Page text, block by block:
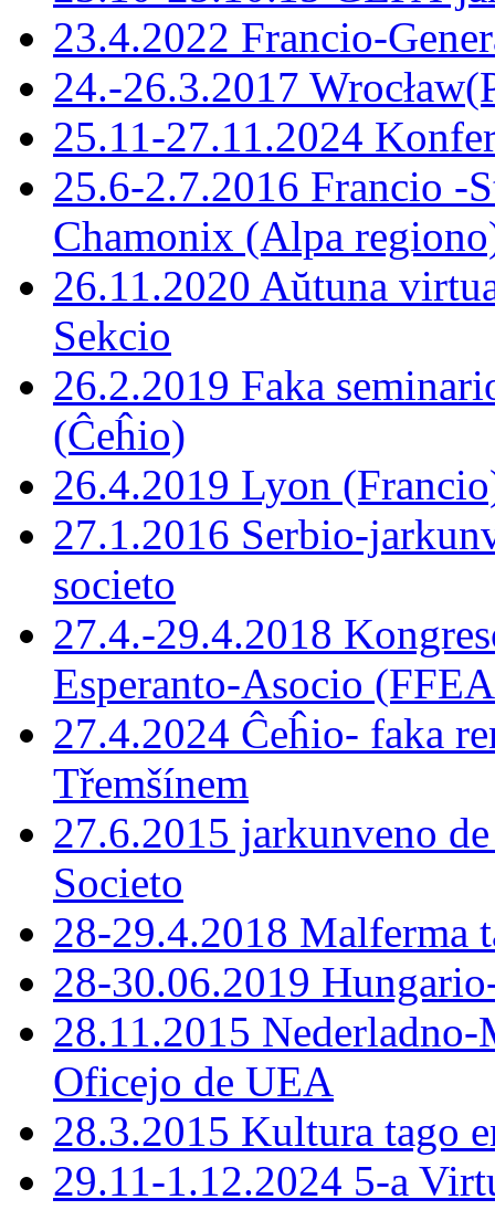
23.4.2022 Francio-
24.-26.3.2017
25.11-27.11.2024
25.6-2.7.2016 Francio -
Chamonix (Alpa
26.11.2020 Aŭtuna
Sekcio
26.2.2019 Faka
(Ĉeĥio)
26.4.2019 Lyon
27.1.2016 Serbio-
societo
27.4.-29.4.2018
Esperanto-Asocio (FFEA
27.4.2024 Ĉeĥio- faka
Třemšínem
27.6.2015 jarkunveno
Societo
28-29.4.2018 Malferma
28-30.06.2019
28.11.2015
Oficejo de UEA
28.3.2015 Kultura tago
29.11-1.12.2024 5-a